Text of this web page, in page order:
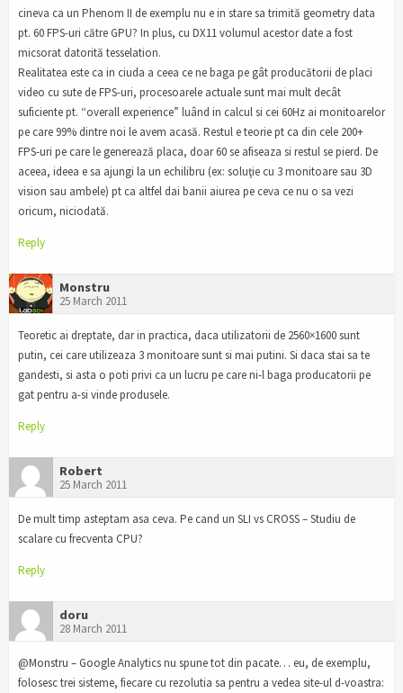
cineva ca un Phenom II de exemplu nu e in stare sa trimită geometry data
pt. 60 FPS-uri către GPU? In plus, cu DX11 volumul acestor date a fost
micsorat datorită tesselation.
Realitatea este ca in ciuda a ceea ce ne baga pe gât producătorii de placi
video cu sute de FPS-uri, procesoarele actuale sunt mai mult decât
suficiente pt. “overall experience” luând in calcul si cei 60Hz ai monitoarelor
pe care 99% dintre noi le avem acasă. Restul e teorie pt ca din cele 200+
FPS-uri pe care le generează placa, doar 60 se afiseaza si restul se pierd. De
aceea, ideea e sa ajungi la un echilibru (ex: soluţie cu 3 monitoare sau 3D
vision sau ambele) pt ca altfel dai banii aiurea pe ceva ce nu o sa vezi
oricum, niciodată.
Reply
Monstru
25 March 2011
Teoretic ai dreptate, dar in practica, daca utilizatorii de 2560×1600 sunt
putin, cei care utilizeaza 3 monitoare sunt si mai putini. Si daca stai sa te
gandesti, si asta o poti privi ca un lucru pe care ni-l baga producatorii pe
gat pentru a-si vinde produsele.
Reply
Robert
25 March 2011
De mult timp asteptam asa ceva. Pe cand un SLI vs CROSS – Studiu de
scalare cu frecventa CPU?
Reply
doru
28 March 2011
@Monstru – Google Analytics nu spune tot din pacate… eu, de exemplu,
folosesc trei sisteme, fiecare cu rezolutia sa pentru a vedea site-ul d-voastra: